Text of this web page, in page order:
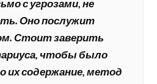
с угрозами, не
Оно послужит
Стоит заверить
чтобы было
их содержание, метод